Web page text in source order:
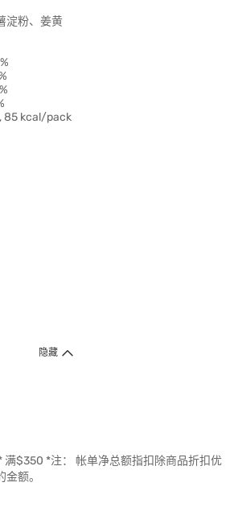
淀粉、姜黄
85 kcal/pack
隐藏
满$350 *注： 帐单净总额指扣除商品折扣优
额。